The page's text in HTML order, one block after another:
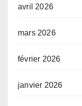
avril 2026
mars 2026
février 2026
janvier 2026